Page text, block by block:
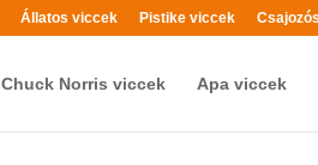
Állatos viccek Pistike viccek
Chuck Norris viccek Apa viccek